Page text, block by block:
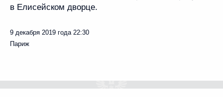
в Елисейском дворце.
9 декабря 2019 года 22:30
Париж